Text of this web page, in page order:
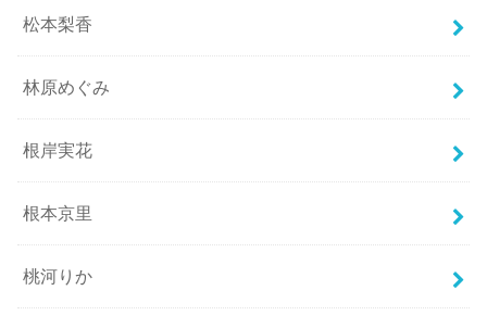
松本梨香
林原めぐみ
根岸実花
根本京里
桃河りか